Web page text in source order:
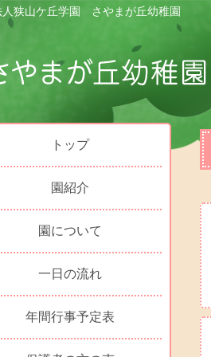
人狭山ケ丘学園 さやまが丘幼稚園
トップ
園紹介
園について
一日の流れ
年間行事予定表